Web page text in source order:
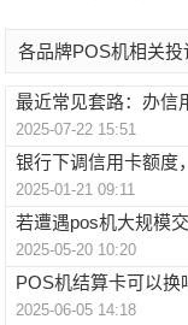
各品牌POS机相关
2025-07-22 15:51
银行下调信用卡额度
2025-01-21 09:11
2025-05-20 10:20
POS机结算卡可以换
2025-06-05 14:18